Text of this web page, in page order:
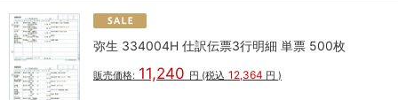
弥生 334004H 仕訳伝票3行明細 単票 500枚
販売価格: 11,240 円 (税込 12,364 円 )